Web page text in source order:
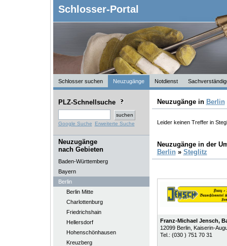
Schlosser-Portal
Schlosser suchen Neuzugänge Notdienst
PLZ-Schnellsuche
Google Suche Erweiterte Suche
Neuzugänge
nach Gebieten
Baden-Württemberg
Bayern
Berlin
Berlin Mitte
Charlottenburg
Friedrichshain
Hellersdorf
Hohenschönhausen
Kreuzberg
Neuzugänge in Berlin
Leider keinen Treffer in
Neuzugänge in der
Berlin » Steglitz
Franz-Michael Jensch,
12099 Berlin, Kaiserin-
Tel.: (030 ) 751 70 31